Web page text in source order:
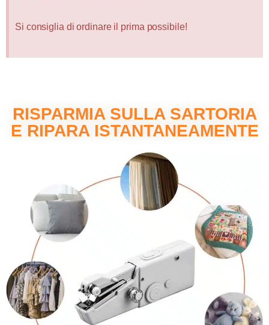
Si consiglia di ordinare il prima possibile!
RISPARMIA SULLA SARTORIA
E RIPARA ISTANTANEAMENTE